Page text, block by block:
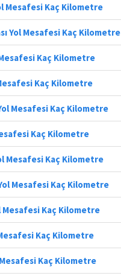
Mesafesi Kaç Kilometre
Yol Mesafesi Kaç Kilometre
Kaç Kilometre
Kaç Kilometre
Mesafesi Kaç Kilometre
Kaç Kilometre
Mesafesi Kaç Kilometre
Mesafesi Kaç Kilometre
Mesafesi Kaç Kilometre
Kaç Kilometre
Kaç Kilometre